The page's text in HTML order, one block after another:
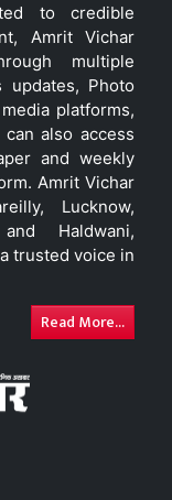
to credible
Amrit Vichar
multiple
updates, Photo
platforms,
also access
and weekly
Amrit Vichar
Lucknow,
Haldwani,
trusted voice in
Read More...